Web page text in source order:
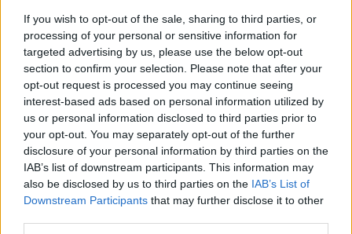
If you wish to opt-out of the sale, sharing to third parties, or
processing of your personal or sensitive information for
targeted advertising by us, please use the below opt-out
section to confirm your selection. Please note that after your
opt-out request is processed you may continue seeing
interest-based ads based on personal information utilized by
us or personal information disclosed to third parties prior to
your opt-out. You may separately opt-out of the further
disclosure of your personal information by third parties on the
IAB’s list of downstream participants. This information may
also be disclosed by us to third parties on the IAB’s List of
Downstream Participants that may further disclose it to other
HÍREK 2021. júl. 7.
A hálózati gazdaság hatása -
Könyvajánló